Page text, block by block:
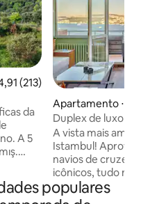
de uma avaliação média de
(213)
da
A 5
Apartamento ⋅
Duplex de luxo
Bósforo em
A vista mais
Istambul!
navios de
icônicos, tudo na
Duplex de luxo.
o lugar com a
populares